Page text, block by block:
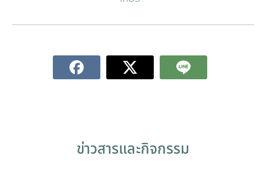
ข่าวสารและกิจกรรม